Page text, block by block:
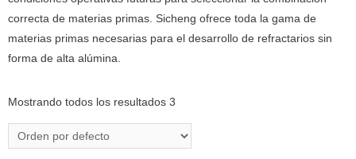
correcta de materias primas. Sicheng ofrece toda la gama de
materias primas necesarias para el desarrollo de refractarios sin
forma de alta alúmina.
Mostrando todos los resultados 3